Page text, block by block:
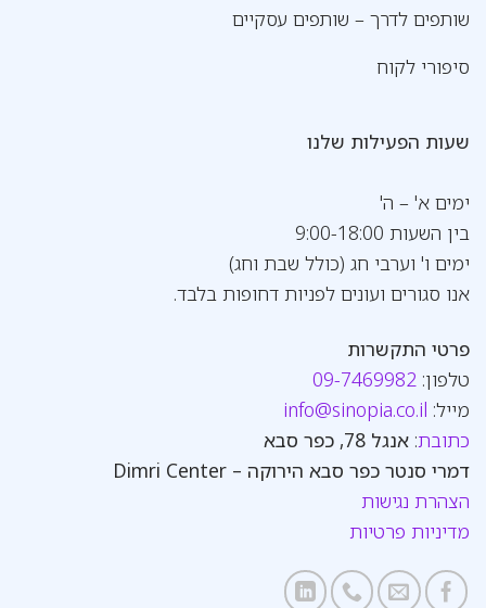
שותפים לדרך – שותפים עסקיים
סיפורי לקוח
שעות הפעילות שלנו
ימים א' – ה'
בין השעות 9:00-18:00
ימים ו' וערבי חג (כולל שבת וחג)
אנו סגורים ועונים לפניות דחופות בלבד.
פרטי התקשרות
טלפון: 09-7469982
מייל: info@sinopia.co.il
כתובת: אנגל 78, כפר סבא
דמרי סנטר כפר סבא הירוקה – Dimri Center
הצהרת נגישות
מדיניות פרטיות